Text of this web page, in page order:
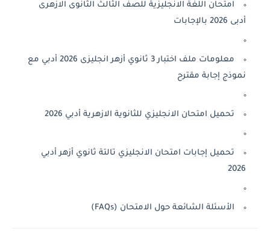
امتحان اللغة الانجليزية للصف الثالث الثانوى الازهرى
أدبى 2026 بالإجابات
معلومات ملف اختبار 3 ثانوي أزهر انجليزى 2026 أدبي مع
نموذج إجابة مقترح
تحميل امتحان الانجليزي للثانوية الازهرية أدبي 2026
تحميل إجابات امتحان الانجليزي تالتة ثانوي أزهر أدبي
2026
الأسئلة الشائعة حول الامتحان (FAQs)